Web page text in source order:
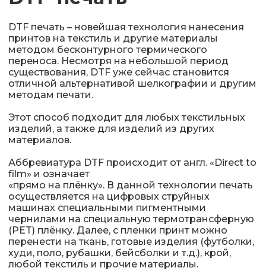
DTF печать – новейшая технология нанесения
принтов на текстиль и другие материалы
методом бесконтурного термического
переноса. Несмотря на небольшой период
существования, DTF уже сейчас становится
отличной альтернативой шелкографии и другим
методам печати.
Этот способ подходит для любых текстильных
изделий, а также для изделий из других
материалов.
Аббревиатура DTF происходит от англ. «Direct to
film» и означает
«прямо на плёнку». В данной технологии печать
осуществляется на цифровых струйных
машинах специальными пигментными
чернилами на специальную термотрансферную
(PET) плёнку. Далее, с пленки принт можно
перенести на ткань, готовые изделия (футболки,
худи, поло, рубашки, бейсболки и т.д.), крой,
любой текстиль и прочие материалы.